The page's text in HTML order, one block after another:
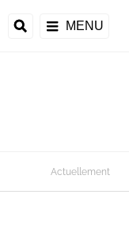
MENU
Actuellement